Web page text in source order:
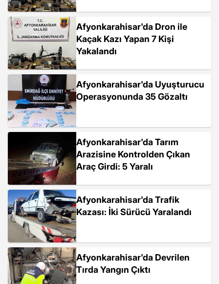
Afyonkarahisar'da Dron ile
Kaçak Kazı Yapan 7 Kişi
Yakalandı
Afyonkarahisar'da Uyuşturucu
Operasyonunda 35 Gözaltı
Afyonkarahisar'da Tarım
Arazisine Kontrolden Çıkan
Araç Girdi: 5 Yaralı
Afyonkarahisar'da Trafik
Kazası: İki Sürücü Yaralandı
Afyonkarahisar'da Devrilen
Tırda Yangın Çıktı